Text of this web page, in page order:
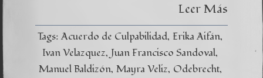
Leer Más
Tags: Acuerdo de Culpabilidad Erika Aifán
Ivan Velazquez Juan Francisco Sandoval
Manuel Baldizón Mayra Veliz Odebrecht